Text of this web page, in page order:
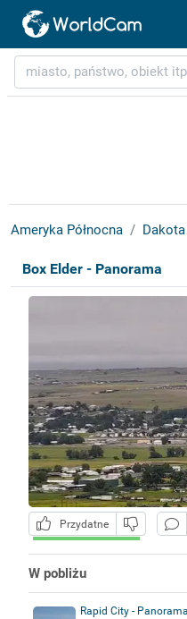
Ameryka Północna
Box Elder - Panorama
Przydatne
W pobliżu
Rapid City - Panorama